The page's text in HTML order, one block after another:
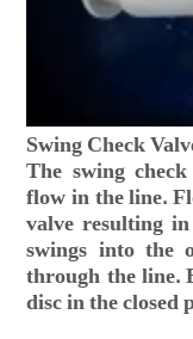
Swing Check
The swing
flow in the line.
valve resulting
swings into the
through the line.
disc in the closed